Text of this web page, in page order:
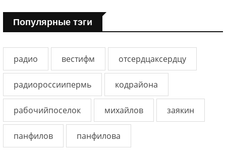
Популярные тэги
радио вестифм отсердцаксердцу
радиороссиипермь кодрайона
рабочийпоселок михайлов заякин
панфилов панфилова